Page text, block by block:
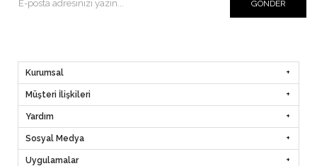
GÖNDER
Kurumsal
Müşteri İlişkileri
Yardım
Sosyal Medya
Uygulamalar